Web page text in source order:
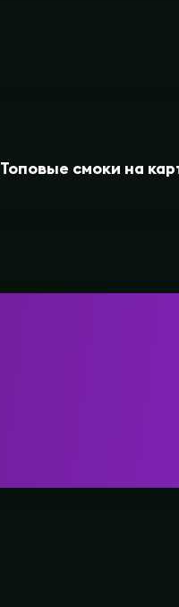
Топовые смоки на